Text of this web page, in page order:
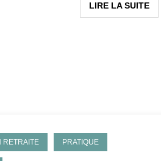
LIRE LA SUITE
RETRAITE PRATIQUE